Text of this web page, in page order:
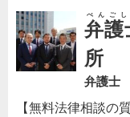
弁護
所
べんご
弁護士
【無料法律相談の